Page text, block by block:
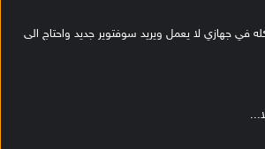
في جهازي لا يعمل ويريد سوفتوير جديد واحتاج الى